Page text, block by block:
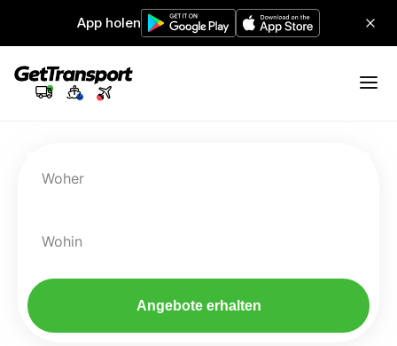
App holen
Woher
Wohin
Angebote erhalten